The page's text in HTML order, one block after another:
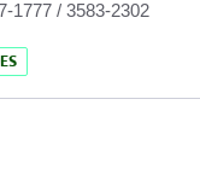
1777 / 3583-2302